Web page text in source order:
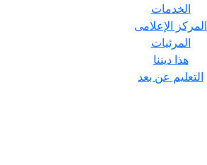
الخدمات
المركز الإعلامى
المرئيات
هذا ديننا
التعليم عن بعد